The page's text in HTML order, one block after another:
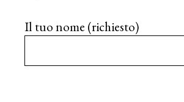
Il tuo nome (richiesto)